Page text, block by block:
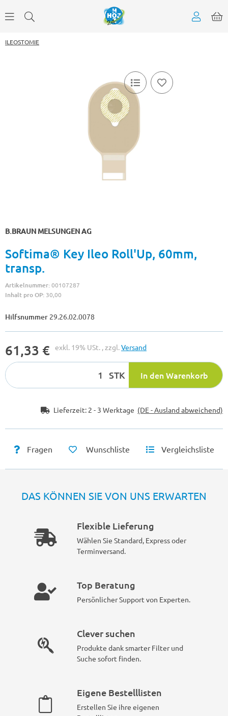
ILEOSTOMIE
B.BRAUN MELSUNGEN AG
Softima® Key Ileo Roll'Up, 60mm,
transp.
Artikelnummer:00107287
Inhalt pro OP: 30,00
Hilfsnummer 29.26.02.0078
61,33 € exkl. 19% USt. , zzgl.Versand
STK In den Warenkorb
Lieferzeit: 2 - 3 Werktage (DE - Ausland abweichend)
Fragen Wunschliste Vergleichsliste
DAS KÖNNEN SIE VON UNS ERWARTEN
Flexible Lieferung
Wählen Sie Standard, Express oder
Terminversand.
Top Beratung
Persönlicher Support von Experten.
Clever suchen
Produkte dank smarter Filter und
Suche sofort finden.
Eigene Bestelllisten
Erstellen Sie ihre eigenen